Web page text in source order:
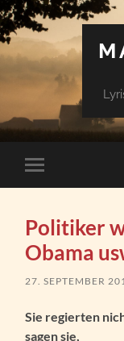
Mobile-
Menü
Politiker
Obama
27. SEPTEMBER
Sie regierten
sagen sie,